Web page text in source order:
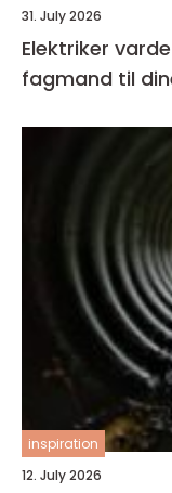
31. July 2026
Elektriker varde sådan vælger du den rette
fagmand til
inspiration
12. July 2026